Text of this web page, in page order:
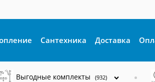
Сантехника Доставка
Выгодные комплекты (932)